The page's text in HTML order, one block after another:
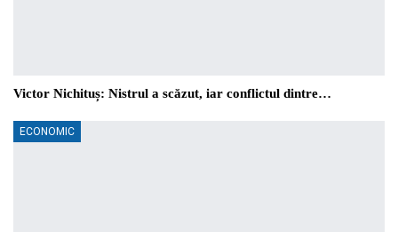
Victor Nichituș: Nistrul a scăzut, iar conflictul dintre…
ECONOMIC